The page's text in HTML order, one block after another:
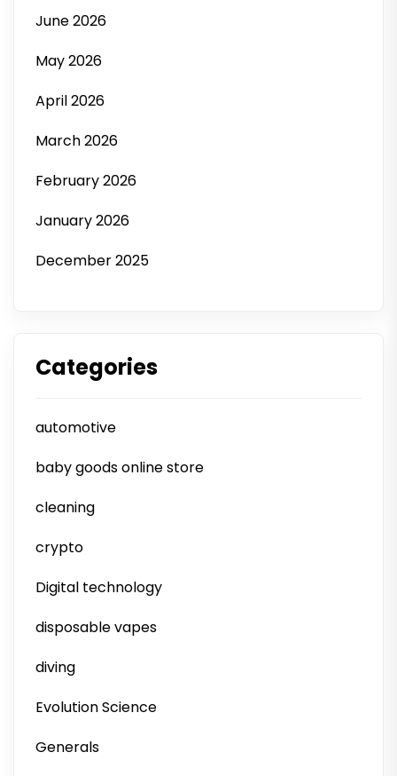
June 2026
May 2026
April 2026
March 2026
February 2026
January 2026
December 2025
Categories
automotive
baby goods online store
cleaning
crypto
Digital technology
disposable vapes
diving
Evolution Science
Generals